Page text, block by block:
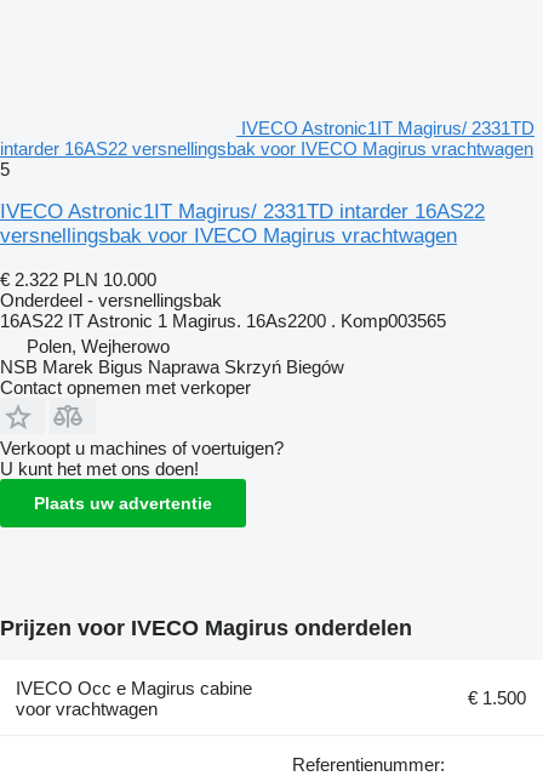
IVECO Astronic1IT Magirus/ 2331TD
intarder 16AS22 versnellingsbak voor IVECO Magirus vrachtwagen
5
IVECO Astronic1IT Magirus/ 2331TD intarder 16AS22
versnellingsbak voor IVECO Magirus vrachtwagen
€ 2.322 PLN 10.000
Onderdeel - versnellingsbak
16AS22 IT Astronic 1 Magirus. 16As2200 . Komp003565
Polen, Wejherowo
NSB Marek Bigus Naprawa Skrzyń Biegów
Contact opnemen met verkoper
Verkoopt u machines of voertuigen?
U kunt het met ons doen!
Plaats uw advertentie
Prijzen voor IVECO Magirus onderdelen
IVECO Occ e Magirus cabine
voor vrachtwagen
€ 1.500
Referentienummer: